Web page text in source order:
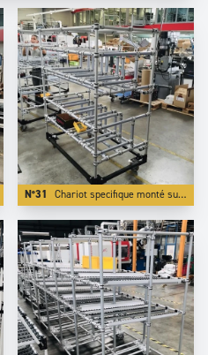
N°31 Chariot specifique monté sur embase en acier qui le rend tractable et transportable par chariot élévateur sur longues distances.